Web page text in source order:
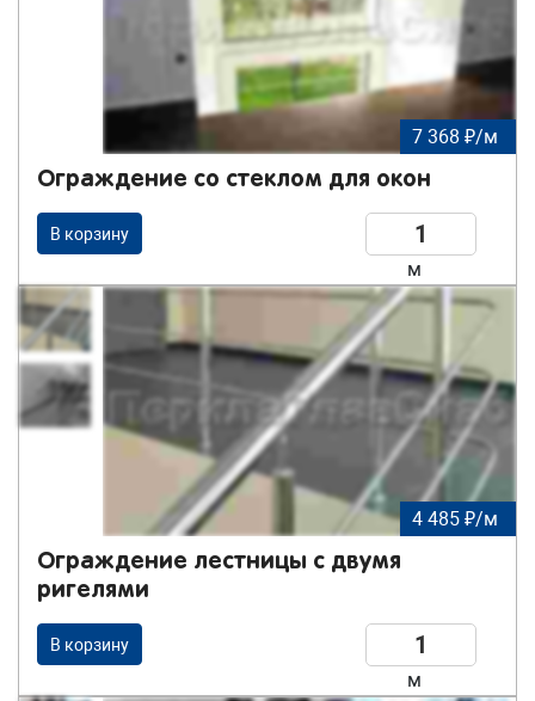
7 368 ₽/м
Ограждение со стеклом для окон
В корзину
м
4 485 ₽/м
Ограждение лестницы с двумя
ригелями
В корзину
м